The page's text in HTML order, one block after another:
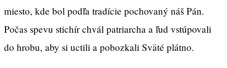
miesto, kde bol podľa tradície pochovaný náš Pán.
Počas spevu stichír chvál patriarcha a ľud vstúpovali
do hrobu, aby si uctili a pobozkali Sväté plátno.